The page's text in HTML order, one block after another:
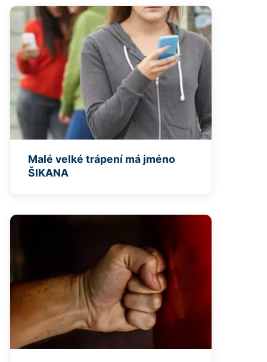
Malé velké trápení má jméno
ŠIKANA